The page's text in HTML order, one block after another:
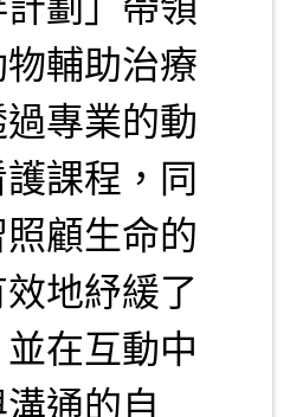
輔助治療
專業的動
課程，同
顧生命的
地紓緩了
在互動中
通的自